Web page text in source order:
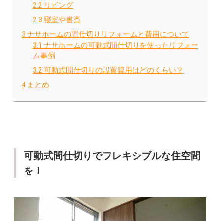
2.2 リビング
2.3 寝室や書斎
3 ナサホームの間仕切りリフォームと費用について
3.1 ナサホームの可動式間仕切りを使ったリフォー
ム事例
3.2 可動式間仕切りの設置費用はどのくらい？
4 まとめ
可動式間仕切りでフレキシブルな住空間
を！